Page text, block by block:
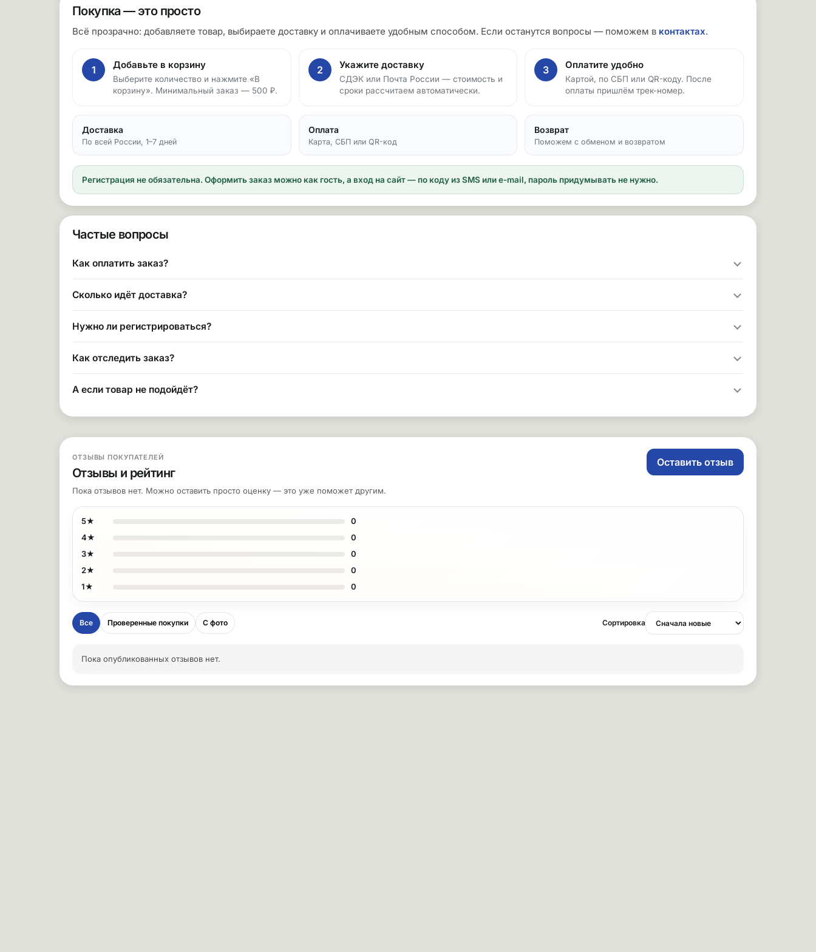
Покупка — это просто
Всё прозрачно: добавляете товар, выбираете доставку и оплачиваете удобным способом. Если останутся вопросы — поможем в контактах.
1 Добавьте в корзину
Выберите количество и нажмите «В
корзину». Минимальный заказ — 500 ₽.
2 Укажите доставку
СДЭК или Почта России — стоимость и
сроки рассчитаем автоматически.
3 Оплатите удобно
Картой, по СБП или QR-коду. После
оплаты пришлём трек-номер.
Доставка
По всей России, 1–7 дней
Оплата
Карта, СБП или QR-код
Возврат
Поможем с обменом и возвратом
Регистрация не обязательна. Оформить заказ можно как гость, а вход на сайт — по коду из SMS или e-mail, пароль придумывать не нужно.
Частые вопросы
Как оплатить заказ?
Сколько идёт доставка?
Нужно ли регистрироваться?
Как отследить заказ?
А если товар не подойдёт?
ОТЗЫВЫ ПОКУПАТЕЛЕЙ
Отзывы и рейтинг
Пока отзывов нет. Можно оставить просто оценку — это уже поможет другим.
Оставить отзыв
5★
0
4★
0
3★
0
2★
0
1★
0
Все Проверенные покупки С фото Сортировка
Пока опубликованных отзывов нет.